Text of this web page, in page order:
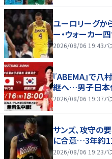
ユーロリーグか
ー・ウォーカー
2026/08/06 19:43バ
『ABEMA』で
継へ…男子日本
2026/08/06 19:37バ
サンズ、攻守の
に合意…3年約
2026/08/06 19:23バ